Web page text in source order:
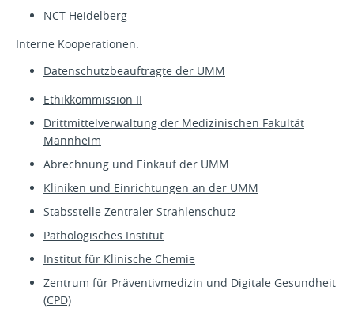
NCT Heidelberg
Interne Kooperationen:
Datenschutzbeauftragte der UMM
Ethikkommission II
Drittmittelverwaltung der Medizinischen Fakultät
Mannheim
Abrechnung und Einkauf der UMM
Kliniken und Einrichtungen an der UMM
Stabsstelle Zentraler Strahlenschutz
Pathologisches Institut
Institut für Klinische Chemie
Zentrum für Präventivmedizin und Digitale Gesundheit
(CPD)